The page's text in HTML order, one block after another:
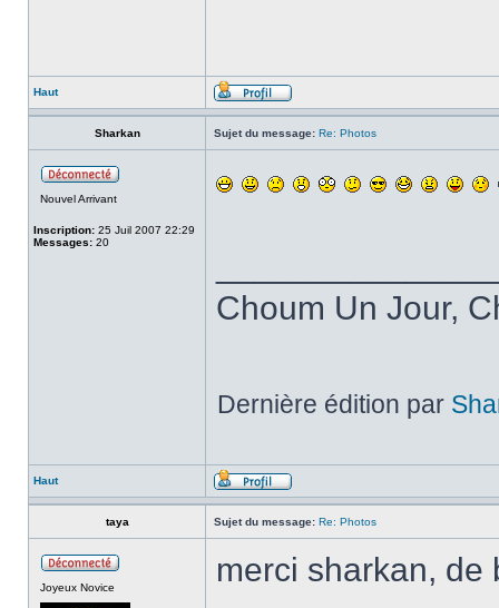
Haut
Sharkan Sujet du message: Re: Photos
Nouvel Arrivant
Inscription: 25 Juil 2007 22:29
Messages: 20
Choum Un Jour,
Dernière édition par
Haut
taya Sujet du message: Re: Photos
Joyeux Novice merci sharkan, de